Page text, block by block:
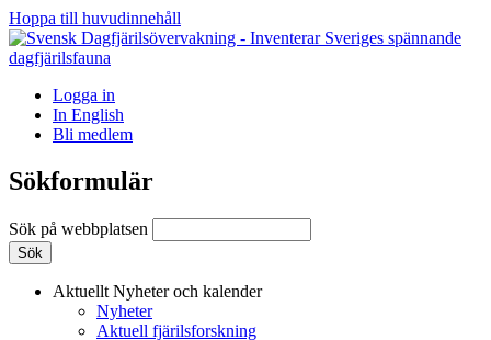
Hoppa till huvudinnehåll
Logga in
In English
Bli medlem
Sökformulär
Sök på webbplatsen
Aktuellt Nyheter och kalender
Nyheter
Aktuell fjärilsforskning